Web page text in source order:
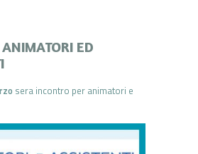
ED
sera incontro per animatori e